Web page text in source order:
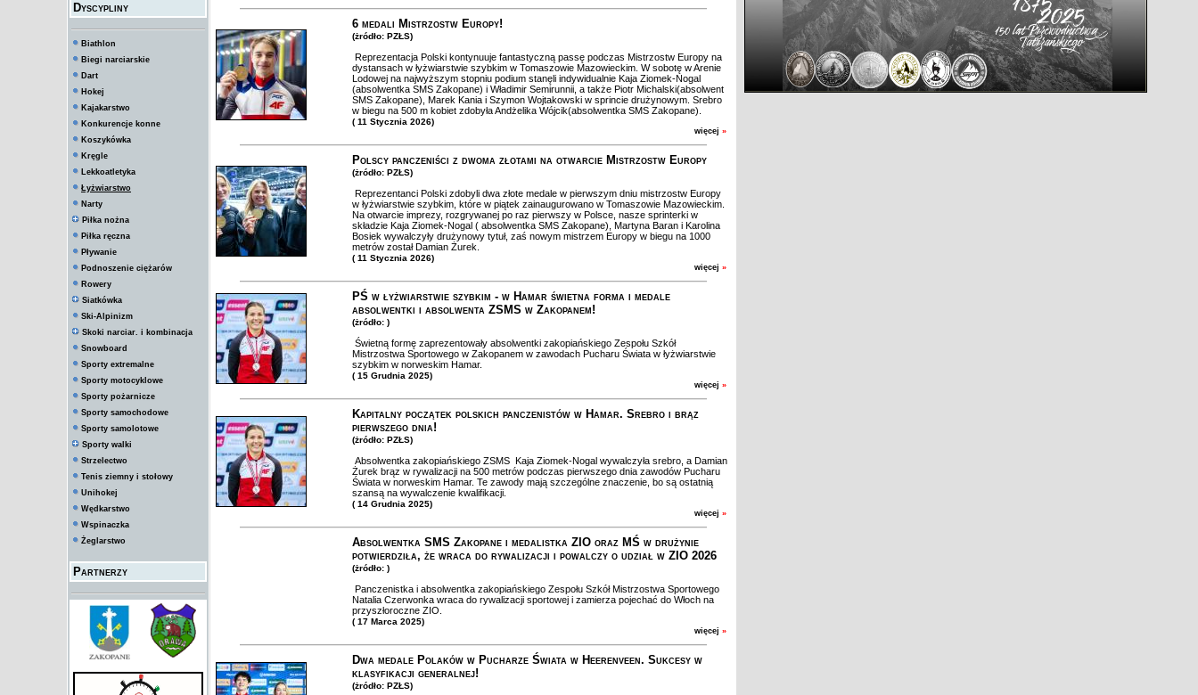
Dyscypliny
Biathlon
Biegi narciarskie
Dart
Hokej
Kajakarstwo
Konkurencje konne
Koszykówka
Kręgle
Lekkoatletyka
Łyżwiarstwo
Narty
Piłka nożna
Piłka ręczna
Pływanie
Podnoszenie ciężarów
Rowery
Siatkówka
Ski-Alpinizm
Skoki narciar. i kombinacja
Snowboard
Sporty extremalne
Sporty motocyklowe
Sporty pożarnicze
Sporty samochodowe
Sporty samolotowe
Sporty walki
Strzelectwo
Tenis ziemny i stołowy
Unihokej
Wędkarstwo
Wspinaczka
Żeglarstwo
Partnerzy
6 medali Mistrzostw Europy!
(żródło: PZŁS)
Reprezentacja Polski kontynuuje fantastyczną passę podczas Mistrzostw Europy na
dystansach w łyżwiarstwie szybkim w Tomaszowie Mazowieckim. W sobotę w Arenie
Lodowej na najwyższym stopniu podium stanęli indywidualnie Kaja Ziomek-Nogal
(absolwentka SMS Zakopane) i Władimir Semirunnii, a także Piotr Michalski(absolwent
SMS Zakopane), Marek Kania i Szymon Wojtakowski w sprincie drużynowym. Srebro
w biegu na 500 m kobiet zdobyła Andżelika Wójcik(absolwentka SMS Zakopane).
( 11 Stycznia 2026)
więcej »
Polscy panczeniści z dwoma złotami na otwarcie Mistrzostw Europy
(żródło: PZŁS)
Reprezentanci Polski zdobyli dwa złote medale w pierwszym dniu mistrzostw Europy
w łyżwiarstwie szybkim, które w piątek zainaugurowano w Tomaszowie Mazowieckim.
Na otwarcie imprezy, rozgrywanej po raz pierwszy w Polsce, nasze sprinterki w
składzie Kaja Ziomek-Nogal ( absolwentka SMS Zakopane), Martyna Baran i Karolina
Bosiek wywalczyły drużynowy tytuł, zaś nowym mistrzem Europy w biegu na 1000
metrów został Damian Żurek.
( 11 Stycznia 2026)
więcej »
PŚ w łyżwiarstwie szybkim - w Hamar świetna forma i medale
absolwentki i absolwenta ZSMS w Zakopanem!
(żródło: )
Świetną formę zaprezentowały absolwentki zakopiańskiego Zespołu Szkół
Mistrzostwa Sportowego w Zakopanem w zawodach Pucharu Świata w łyżwiarstwie
szybkim w norweskim Hamar.
( 15 Grudnia 2025)
więcej »
Kapitalny początek polskich panczenistów w Hamar. Srebro i brąz
pierwszego dnia!
(żródło: PZŁS)
Absolwentka zakopiańskiego ZSMS Kaja Ziomek-Nogal wywalczyła srebro, a Damian
Żurek brąz w rywalizacji na 500 metrów podczas pierwszego dnia zawodów Pucharu
Świata w norweskim Hamar. Te zawody mają szczególne znaczenie, bo są ostatnią
szansą na wywalczenie kwalifikacji.
( 14 Grudnia 2025)
więcej »
Absolwentka SMS Zakopane i medalistka ZIO oraz MŚ w drużynie
potwierdziła, że wraca do rywalizacji i powalczy o udział w ZIO 2026
(żródło: )
Panczenistka i absolwentka zakopiańskiego Zespołu Szkół Mistrzostwa Sportowego
Natalia Czerwonka wraca do rywalizacji sportowej i zamierza pojechać do Włoch na
przyszłoroczne ZIO.
( 17 Marca 2025)
więcej »
Dwa medale Polaków w Pucharze Świata w Heerenveen. Sukcesy w
klasyfikacji generalnej!
(żródło: PZŁS)